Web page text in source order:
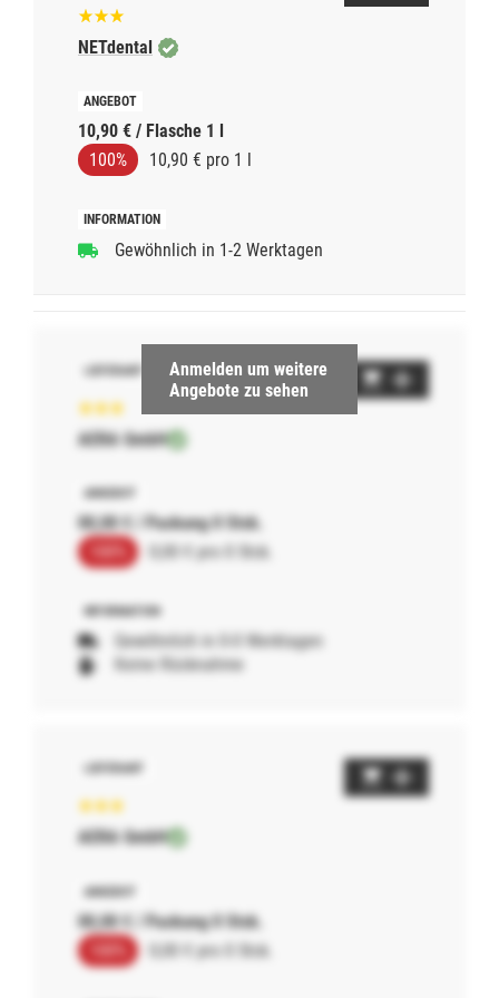
- Die Intensiventkeimung sollte nach längerem
Stillstand, spätestens aber vor Beginn des
Wochenendes, des Urlaubs oder vor Feiertagen
unverdünnten ORBI-Sept WL-S Wasseraufbereitung
gespült. Die Wasseraufbereitung sollte dabei für
mindestens 24 Stunden, am besten über das
Wochenende in der Dentaleinheit verbleiben.
mit Wasser gespült werden, um Präparatereste zu
Technische Daten:
- 100g enthalten: mind. 1,4g Wasserstoffperoxid und
<0,01g Silberionen
NETdental
10,90 € / Flasche 1 l
100%
10,90 € pro 1 l
Gewöhnlich in 1-2 Werktagen
Anmelden um weitere
Angebote zu sehen
AERA GmbH
00,00 € / Packung 0 Stck.
0,00 € pro 0 Stck.
Gewöhnlich in 0-0 Werktagen
Keine Rücknahme
AERA GmbH
00,00 € / Packung 0 Stck.
0,00 € pro 0 Stck.